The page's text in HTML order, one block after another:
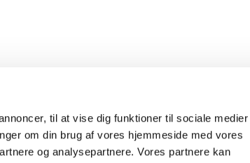
til at vise dig funktioner til sociale medier
om din brug af vores hjemmeside med vores
og analysepartnere. Vores partnere kan
KCVR: 10266017 GLN/EAN: 5798000859692